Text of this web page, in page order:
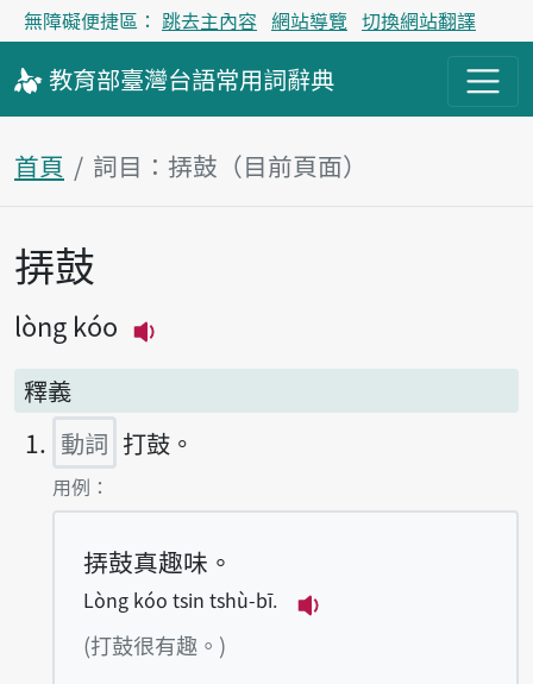
無障礙便捷區： 跳去主內容 網站導覽 切換網站翻譯
教育部臺灣台語常用詞辭典
首頁 詞目：挵鼓（目前頁面）
主內容區塊
挵鼓
lòng kóo
釋義
動詞 打鼓。
第1項釋義的
用例：
挵鼓真趣味。
Lòng kóo tsin tshù-bī.
(打鼓很有趣。)